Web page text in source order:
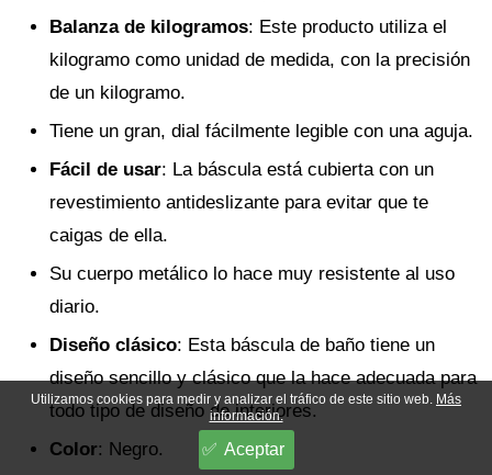
Balanza de kilogramos: Este producto utiliza el
kilogramo como unidad de medida, con la precisión
de un kilogramo.
Tiene un gran, dial fácilmente legible con una aguja.
Fácil de usar: La báscula está cubierta con un
revestimiento antideslizante para evitar que te
caigas de ella.
Su cuerpo metálico lo hace muy resistente al uso
diario.
Diseño clásico: Esta báscula de baño tiene un
diseño sencillo y clásico que la hace adecuada para
todo tipo de diseño de interiores.
Color: Negro.
Utilizamos cookies para medir y analizar el tráfico de este sitio web. Más
información.
Aceptar